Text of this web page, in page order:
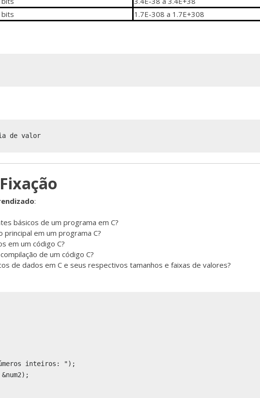
1.7E-308 a 1.7E+308
void // Representa ausência de valor
:
básicos de um programa em C?
principal em um programa C?
em um código C?
de um código C?
de dados em C e seus respectivos tamanhos e faixas de valores?
inteiros: ");